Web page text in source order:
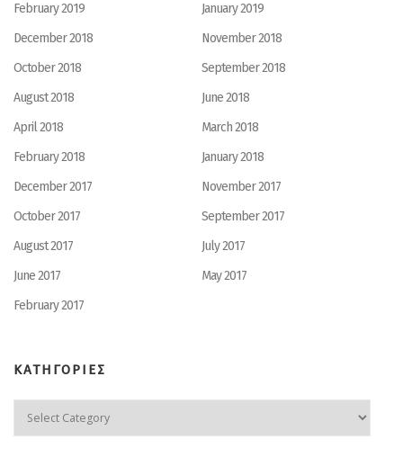
February 2019
January 2019
December 2018
November 2018
October 2018
September 2018
August 2018
June 2018
April 2018
March 2018
February 2018
January 2018
December 2017
November 2017
October 2017
September 2017
August 2017
July 2017
June 2017
May 2017
February 2017
ΚΑΤΗΓΟΡΙΕΣ
ΚΑΤΗΓΟΡΙΕΣ